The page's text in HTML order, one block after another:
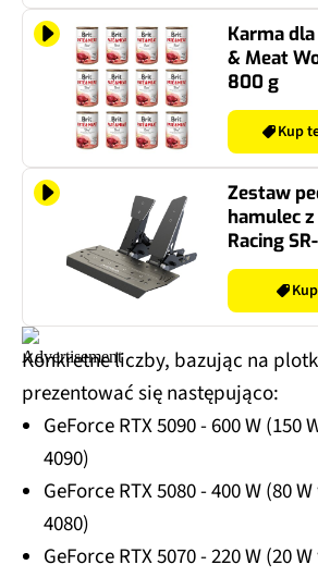
Karma
& Meat
800 g
Kup
Zestaw
hamulec
Racing
Konkretne liczby, bazując na
prezentować się następująco:
GeForce RTX 5090 - 600 W (150
4090)
GeForce RTX 5080 - 400 W (80
4080)
GeForce RTX 5070 - 220 W (20